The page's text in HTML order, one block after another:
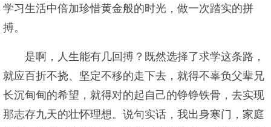
学习生活中倍加珍惜黄金般的时光，做一次踏实的拼
搏。
是啊，人生能有几回搏？既然选择了求学这条路，
就应百折不挠、坚定不移的走下去，就得不辜负父辈兄
长沉甸甸的希望，就得对的起自己的铮铮铁骨，去实现
那志存九天的壮怀理想。说句实话，我出身寒门，家庭